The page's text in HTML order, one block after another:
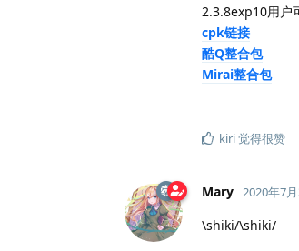
2.3.8exp10用
cpk链接
酷Q整合包
Mirai整合包
kiri觉得很赞
Mary 2020年7
\shiki/\shiki/